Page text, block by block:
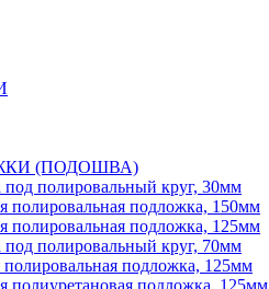
(ПОДОШВА)
полировальный круг, 30мм
полировальная подложка, 150мм
полировальная подложка, 125мм
полировальный круг, 70мм
подложка, 125мм
полиуретановая подложка, 125мм